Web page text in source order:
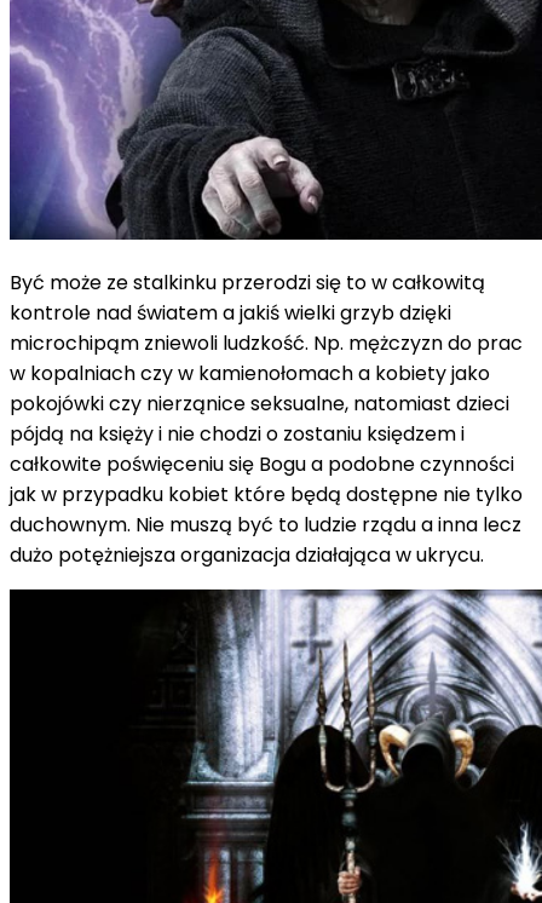
Być może ze stalkinku przerodzi się to w całkowitą
kontrole nad światem a jakiś wielki grzyb dzięki
microchipąm zniewoli ludzkość. Np. mężczyzn do prac
w kopalniach czy w kamienołomach a kobiety jako
pokojówki czy nierząnice seksualne, natomiast dzieci
pójdą na księży i nie chodzi o zostaniu księdzem i
całkowite poświęceniu się Bogu a podobne czynności
jak w przypadku kobiet które będą dostępne nie tylko
duchownym. Nie muszą być to ludzie rządu a inna lecz
dużo potężniejsza organizacja działająca w ukrycu.